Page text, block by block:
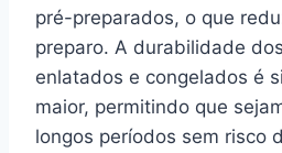
pré-preparados, o que
preparo. A durabilidade
enlatados e congelados é
maior, permitindo que
longos períodos sem risco